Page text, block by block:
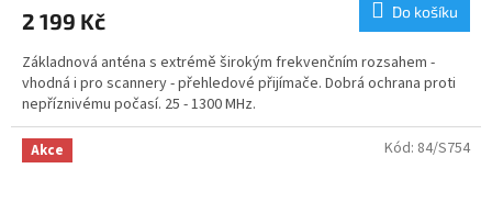
je
z
5
hvězdiček.
2 199 Kč Do košíku
Základnová anténa s extrémě širokým frekvenčním rozsahem -
vhodná i pro scannery - přehledové přijímače. Dobrá ochrana proti
nepříznivému počasí. 25 - 1300 MHz.
Akce Kód: 84/S754